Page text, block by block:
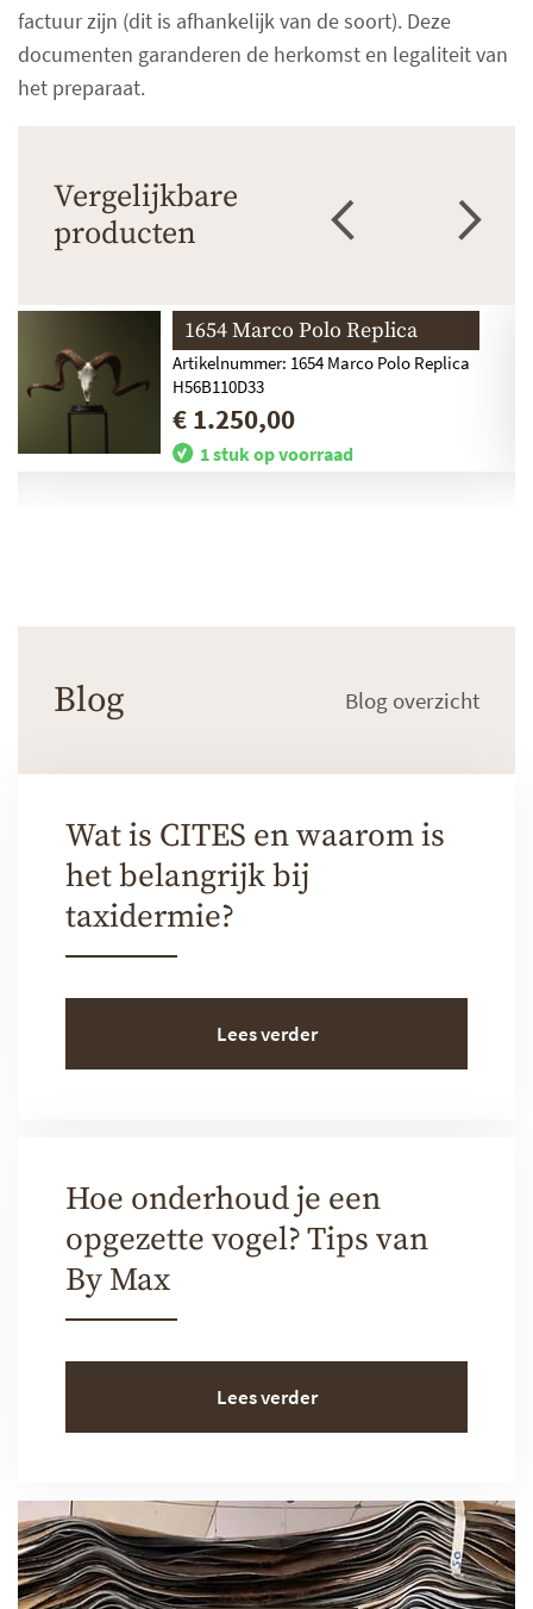
factuur zijn (dit is afhankelijk van de soort). Deze
documenten garanderen de herkomst en legaliteit van
het preparaat.
Vergelijkbare
producten
1654 Marco Polo Replica
Artikelnummer: 1654 Marco Polo Replica
H56B110D33
€ 1.250,00
1 stuk op voorraad
Blog Blog overzicht
Wat is CITES en waarom is
het belangrijk bij
taxidermie?
Lees verder
Hoe onderhoud je een
opgezette vogel? Tips van
By Max
Lees verder